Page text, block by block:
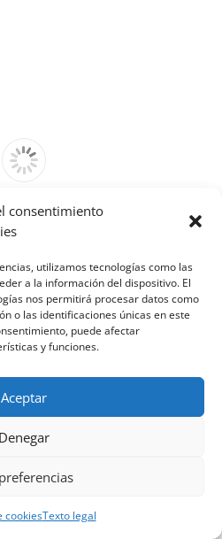
consentimiento
utilizamos tecnologías como las
a la información del dispositivo. El
nos permitirá procesar datos como
o las identificaciones únicas en este
puede afectar
y funciones.
Aceptar
Denegar
cookiesTexto legal
file!
wp-